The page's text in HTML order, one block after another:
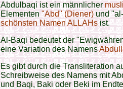
Abdulbaqi ist ein männlicher
Elementen"Abd" (Diener)und
schönsten NamenALLAHsist.
Al-Baqi bedeutet der
eine Variation des Namens
Es gibt durch die Transliteration
Schreibweise des Namens mit
und Baqi, Baki oder Beki im